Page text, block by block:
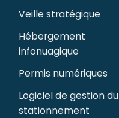
Veille stratégique
Hébergement
infonuagique
Permis numériques
Logiciel de gestion du
stationnement